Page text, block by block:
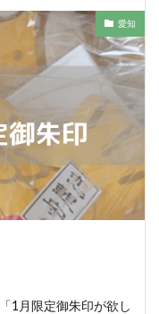
愛知
1月限定御朱印が欲し